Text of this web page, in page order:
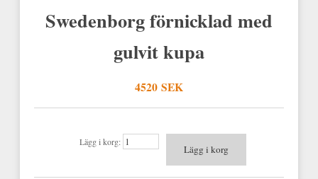
Swedenborg förnicklad med
gulvit kupa
4520 SEK
Lägg i korg: